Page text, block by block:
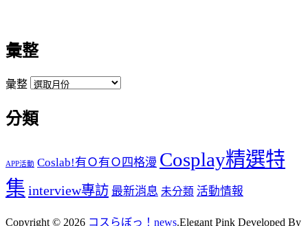
彙整
彙整
分類
APP活動 Coslab!有Ｏ有Ｏ四格漫 Cosplay精選特
集 interview專訪 最新消息 未分類 活動情報
Copyright © 2026 コスらぼっ！news.Elegant Pink Developed By